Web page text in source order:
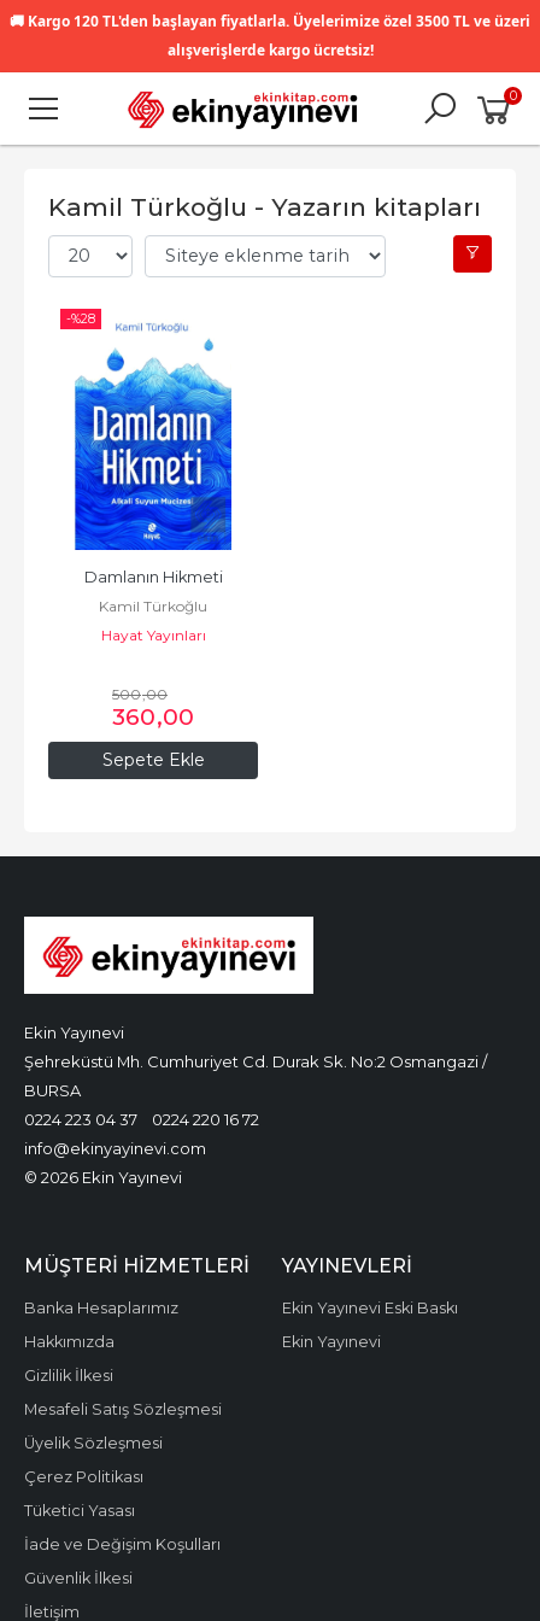
🚚 Kargo 120 TL'den başlayan fiyatlarla. Üyelerimize özel 3500 TL ve üzeri
alışverişlerde kargo ücretsiz!
0
Kamil Türkoğlu - Yazarın kitapları
-%28
Sepete Ekle
Damlanın Hikmeti
Kamil Türkoğlu
Hayat Yayınları
500,00
360,00
Ekin Yayınevi
Şehreküstü Mh. Cumhuriyet Cd. Durak Sk. No:2 Osmangazi /
BURSA
0224 223 04 37
0224 220 16 72
info@ekinyayinevi.com
© 2026 Ekin Yayınevi
MÜŞTERI HIZMETLERI
Banka Hesaplarımız
Hakkımızda
Gizlilik İlkesi
Mesafeli Satış Sözleşmesi
Üyelik Sözleşmesi
Çerez Politikası
Tüketici Yasası
İade ve Değişim Koşulları
Güvenlik İlkesi
İletişim
YAYINEVLERI
Ekin Yayınevi Eski Baskı
Ekin Yayınevi